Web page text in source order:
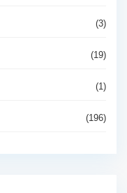
(3)
(19)
(1)
(196)